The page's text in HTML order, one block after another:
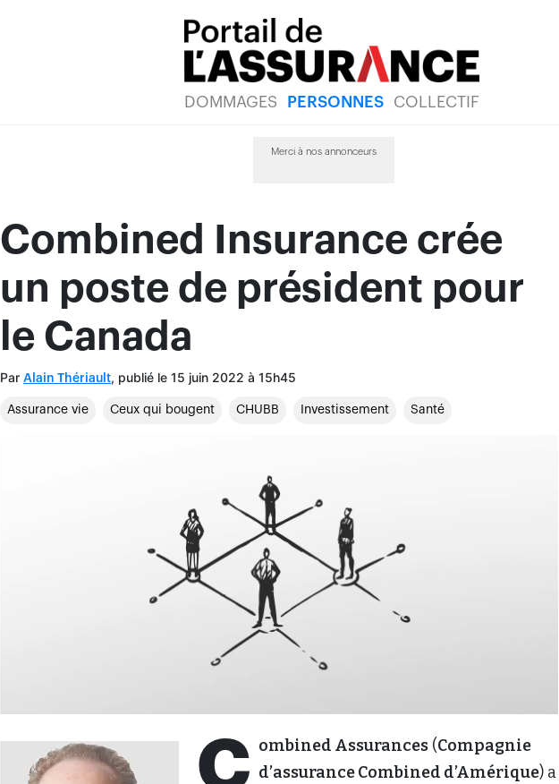
DOMMAGES PERSONNES COLLECTIF
Merci à nos annonceurs
Combined Insurance crée
un poste de président pour
le Canada
Par Alain Thériault, publié le 15 juin 2022 à 15h45
Assurance vie Ceux qui bougent CHUBB Investissement Santé
C ombined Assurances (Compagnie
d’assurance Combined d’Amérique) a